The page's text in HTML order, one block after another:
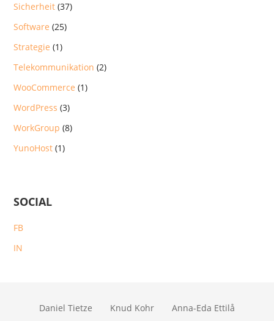
Sicherheit (37)
Software (25)
Strategie (1)
Telekommunikation (2)
WooCommerce (1)
WordPress (3)
WorkGroup (8)
YunoHost (1)
SOCIAL
FB
IN
Daniel Tietze Knud Kohr Anna-Eda Ettilå